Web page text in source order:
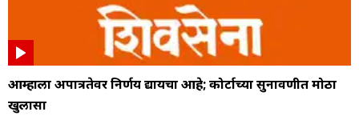
आम्हाला अपात्रतेवर निर्णय द्यायचा आहे; कोर्टाच्या सुनावणीत मोठा
खुलासा